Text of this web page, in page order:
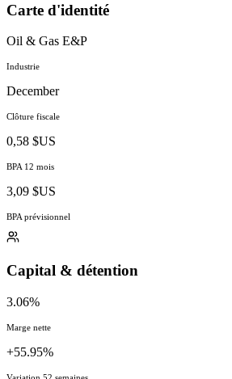
Carte d'identité
Oil & Gas E&P
Industrie
December
Clôture fiscale
0,58 $US
BPA 12 mois
3,09 $US
BPA prévisionnel
Capital & détention
3.06%
Marge nette
+55.95%